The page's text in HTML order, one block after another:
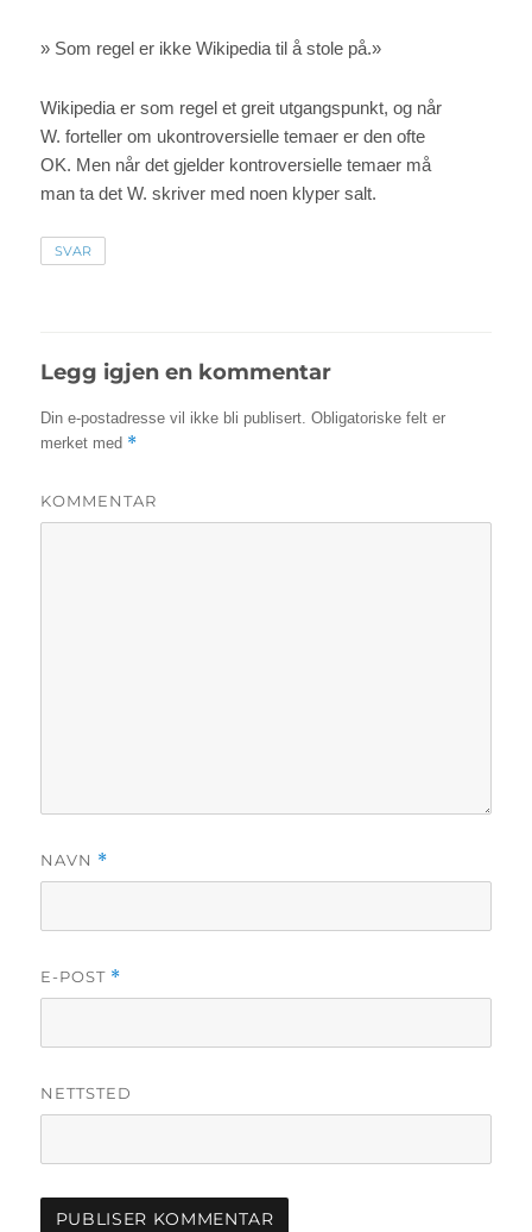
» Som regel er ikke Wikipedia til å stole på.»
Wikipedia er som regel et greit utgangspunkt, og når
W. forteller om ukontroversielle temaer er den ofte
OK. Men når det gjelder kontroversielle temaer må
man ta det W. skriver med noen klyper salt.
SVAR
Legg igjen en kommentar
Din e-postadresse vil ikke bli publisert. Obligatoriske felt er
merket med *
KOMMENTAR
NAVN *
E-POST *
NETTSTED